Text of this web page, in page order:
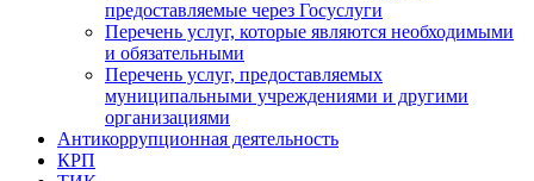
предоставляемые через Госуслуги
Перечень услуг, которые являются необходимыми
и обязательными
Перечень услуг, предоставляемых
муниципальными учреждениями и другими
организациями
Антикоррупционная деятельность
КРП